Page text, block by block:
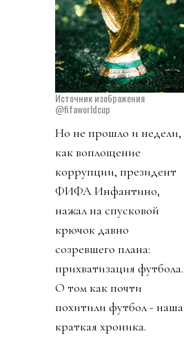
Источник изображения
@fifaworldcup
Но не прошло и недели,
как воплощение
коррупции, президент
ФИФА Инфантино,
нажал на спусковой
крючок давно
созревшего плана:
прихватизация футбола.
О том как почти
похитили футбол - наша
краткая хроника.